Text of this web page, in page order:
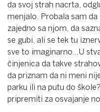
da svoj strah nacrta,
menjalo. Probala sam da
zajedno sa njom, da
se gubi, ali se tek tu
sve to imaginarno…U
činjenica da takve
da priznam da ni meni
parku ili na putu do
pripremiti za osvajanje